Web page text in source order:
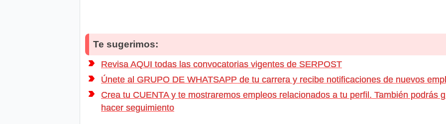
Te sugerimos:
Revisa AQUI todas las convocatorias vigentes de SERPOST
Únete al GRUPO DE WHATSAPP de tu carrera y recibe notificaciones de nuevos
Crea tu CUENTA y te mostraremos empleos relacionados a tu perfil. También podrás
hacer seguimiento